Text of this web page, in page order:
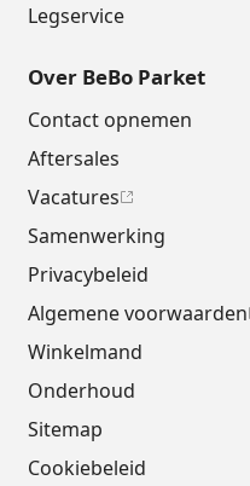
Legservice
Over BeBo Parket
Contact opnemen
Aftersales
Vacatures
Samenwerking
Privacybeleid
Algemene voorwaarden
Winkelmand
Onderhoud
Sitemap
Cookiebeleid